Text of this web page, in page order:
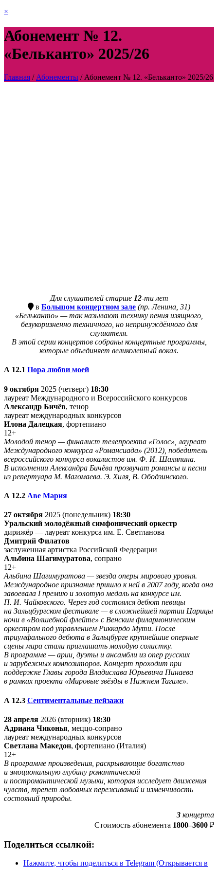
×
Абонемент № 12.
«Бельканто» 2025/26
Главная / Абонементы / Абонемент № 12. «Бельканто» 2025/26
Для слушателей старше 12-ти лет
в Большом концертном зале (пр. Ленина, 31)
«Бельканто» — так называют технику пения изящного,
безукоризненно техничного, но непринуждённого для
слушателя.
В этой серии концертов собраны концертные программы,
которые объединяет великолепный вокал.
А 12.1 Пора любви моей
9 октября 2025 (четверг) 18:30
лауреат Международного и Всероссийского конкурсов
Александр Бичёв, тенор
лауреат международных конкурсов
Илона Далецкая, фортепиано
12+
Молодой тенор — финалист телепроекта «Голос», лауреат
Международного конкурса «Романсиада» (2012), победитель
всероссийского конкурса вокалистов им. Ф. И. Шаляпина.
В исполнении Александра Бичёва прозвучат романсы и песни
из репертуара М. Магомаева. Э. Хиля, В. Ободзинского.
А 12.2 Аве Мария
27 октября 2025 (понедельник) 18:30
Уральский молодёжный симфонический оркестр
дирижёр — лауреат конкурса им. Е. Светланова
Дмитрий Филатов
заслуженная артистка Российской Федерации
Альбина Шагимуратова, сопрано
12+
Альбина Шагимуратова — звезда оперы мирового уровня.
Международное признание пришло к ней в 2007 году, когда она
завоевала I премию и золотую медаль на конкурсе им.
П. И. Чайковского. Через год состоялся дебют певицы
на Зальцбургском фестивале — в сложнейшей партии Царицы
ночи в «Волшебной флейте» с Венским филармоническим
оркестром под управлением Риккардо Мути. После
триумфального дебюта в Зальцбурге крупнейшие оперные
сцены мира стали приглашать молодую солистку.
В программе — арии, дуэты и ансамбли из опер русских
и зарубежных композиторов. Концерт проходит при
поддержке Главы города Владислава Юрьевича Пинаева
в рамках проекта «Мировые звёзды в Нижнем Тагиле».
А 12.3 Сентиментальные пейзажи
28 апреля 2026 (вторник) 18:30
Адриана Чиконья, меццо-сопрано
лауреат международных конкурсов
Светлана Македон, фортепиано (Италия)
12+
В программе произведения, раскрывающие богатство
и эмоциональную глубину романтической
и постромантической музыки, которая исследует движения
чувств, трепет любовных переживаний и изменчивость
состояний природы.
3 концерта
Стоимость абонемента 1800–3600 ₽
Поделиться ссылкой:
Нажмите, чтобы поделиться в Telegram (Открывается в